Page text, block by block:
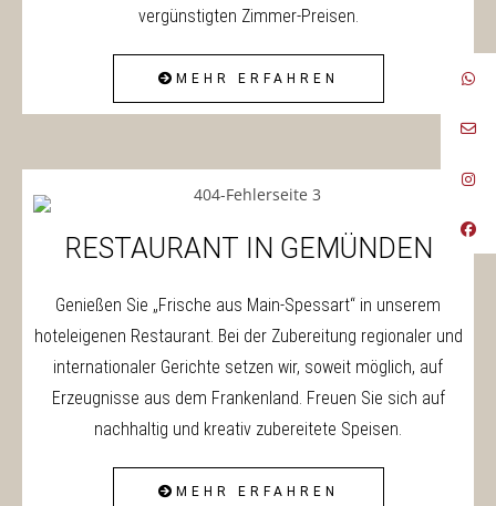
vergünstigten Zimmer-Preisen.
MEHR ERFAHREN
RESTAURANT IN GEMÜNDEN
Genießen Sie „Frische aus Main-Spessart“ in unserem
hoteleigenen Restaurant. Bei der Zubereitung regionaler und
internationaler Gerichte setzen wir, soweit möglich, auf
Erzeugnisse aus dem Frankenland. Freuen Sie sich auf
nachhaltig und kreativ zubereitete Speisen.
MEHR ERFAHREN